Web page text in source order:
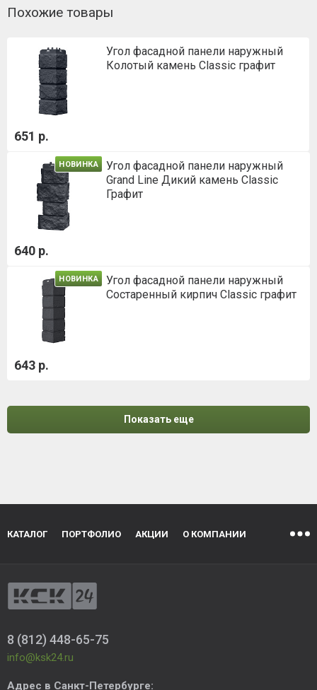
Похожие товары
Угол фасадной панели наружный
Колотый камень Classic графит
651 р.
НОВИНКА
Угол фасадной панели наружный
Grand Line Дикий камень Classic
Графит
640 р.
НОВИНКА
Угол фасадной панели наружный
Состаренный кирпич Classic графит
643 р.
Показать еще
КАТАЛОГ ПОРТФОЛИО АКЦИИ О КОМПАНИИ
8 (812) 448-65-75
info@ksk24.ru
Адрес в Санкт-Петербурге: